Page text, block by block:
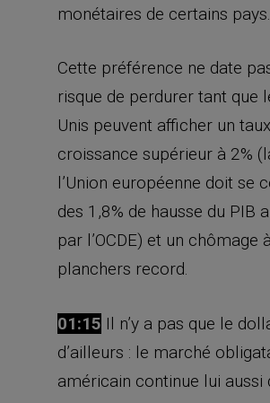
monétaires de certains pays.
Cette préférence ne date
risque de perdurer tant que
Unis peuvent afficher un
croissance supérieur à 2%
l’Union européenne doit se
des 1,8% de hausse du PIB
par l’OCDE) et un chômage
planchers record.
01:15 Il n’y a pas que le
d’ailleurs : le marché
américain continue lui aussi